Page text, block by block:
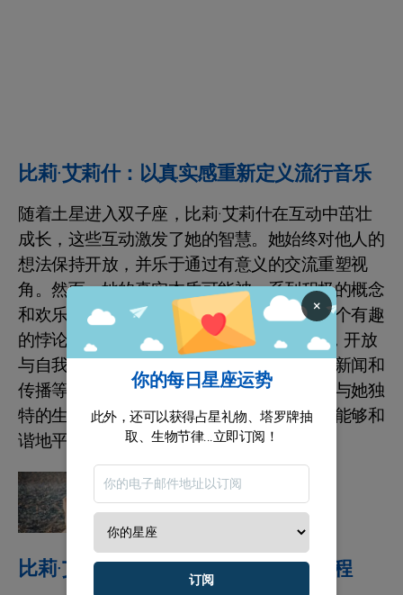
比莉·艾莉什：以真实感重新定义流行音乐
随着土星进入双子座，比莉·艾莉什在互动中茁壮
成长，这些互动激发了她的智慧。她始终对他人的
想法保持开放，并乐于通过有意义的交流重塑视
角。然而，她的真实本质可能被一系列积极的概念
和欢乐的外表所掩盖。这在她内心形成了一个有趣
的悖论——温暖与深刻洞察之间的相互作用，开放
与自我利益之间的平衡。比莉通常在教学、新闻和
传播等职业中找到满足感，尤其是这些职业与她独
特的生活方式相吻合。接受这种双重性使她能够和
谐地平衡自己的创作直觉和智力追求。
星座运势
你的未来星座运势预测
比莉·艾莉什在爱情与生活中的真挚旅程
×
你的每日星座运势
此外，还可以获得占星礼物、塔罗牌抽
取、生物节律...立即订阅！
订阅